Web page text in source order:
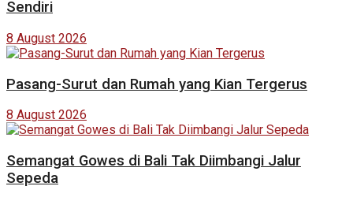
Sendiri
8 August 2026
Pasang-Surut dan Rumah yang Kian Tergerus
8 August 2026
Semangat Gowes di Bali Tak Diimbangi Jalur
Sepeda